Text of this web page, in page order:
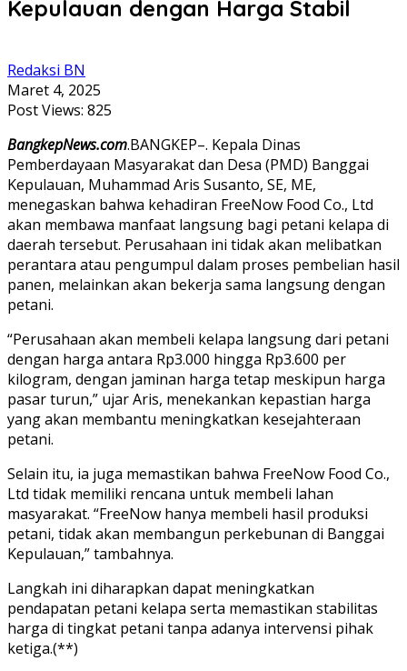
Kepulauan dengan Harga Stabil
Redaksi BN
Maret 4, 2025
Post Views: 825
BangkepNews.com.BANGKEP–. Kepala Dinas
Pemberdayaan Masyarakat dan Desa (PMD) Banggai
Kepulauan, Muhammad Aris Susanto, SE, ME,
menegaskan bahwa kehadiran FreeNow Food Co., Ltd
akan membawa manfaat langsung bagi petani kelapa di
daerah tersebut. Perusahaan ini tidak akan melibatkan
perantara atau pengumpul dalam proses pembelian hasil
panen, melainkan akan bekerja sama langsung dengan
petani.
“Perusahaan akan membeli kelapa langsung dari petani
dengan harga antara Rp3.000 hingga Rp3.600 per
kilogram, dengan jaminan harga tetap meskipun harga
pasar turun,” ujar Aris, menekankan kepastian harga
yang akan membantu meningkatkan kesejahteraan
petani.
Selain itu, ia juga memastikan bahwa FreeNow Food Co.,
Ltd tidak memiliki rencana untuk membeli lahan
masyarakat. “FreeNow hanya membeli hasil produksi
petani, tidak akan membangun perkebunan di Banggai
Kepulauan,” tambahnya.
Langkah ini diharapkan dapat meningkatkan
pendapatan petani kelapa serta memastikan stabilitas
harga di tingkat petani tanpa adanya intervensi pihak
ketiga.(**)